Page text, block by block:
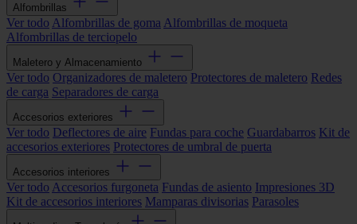
Alfombrillas
Ver todo Alfombrillas de goma Alfombrillas de moqueta
Alfombrillas de terciopelo
Maletero y Almacenamiento
Ver todo Organizadores de maletero Protectores de maletero Redes
de carga Separadores de carga
Accesorios exteriores
Ver todo Deflectores de aire Fundas para coche Guardabarros Kit de
accesorios exteriores Protectores de umbral de puerta
Accesorios interiores
Ver todo Accesorios furgoneta Fundas de asiento Impresiones 3D
Kit de accesorios interiores Mamparas divisorias Parasoles